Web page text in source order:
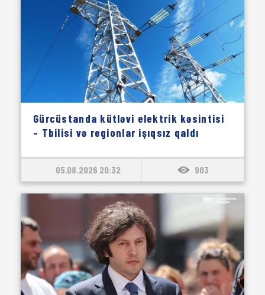
Gürcüstanda kütləvi elektrik kəsintisi
– Tbilisi və regionlar işıqsız qaldı
05.08.2026 20:32 903